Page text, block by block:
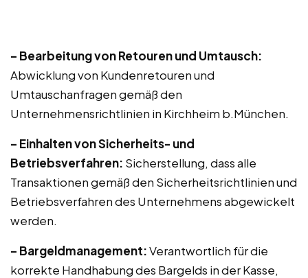
– Bearbeitung von Retouren und Umtausch:
Abwicklung von Kundenretouren und
Umtauschanfragen gemäß den
Unternehmensrichtlinien in Kirchheim b.München.
– Einhalten von Sicherheits- und
Betriebsverfahren: Sicherstellung, dass alle
Transaktionen gemäß den Sicherheitsrichtlinien und
Betriebsverfahren des Unternehmens abgewickelt
werden.
– Bargeldmanagement:Verantwortlich für die
korrekte Handhabung des Bargelds in der Kasse,